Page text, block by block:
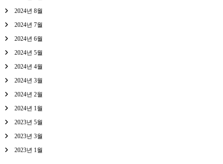
2024년 8월
2024년 7월
2024년 6월
2024년 5월
2024년 4월
2024년 3월
2024년 2월
2024년 1월
2023년 5월
2023년 3월
2023년 1월